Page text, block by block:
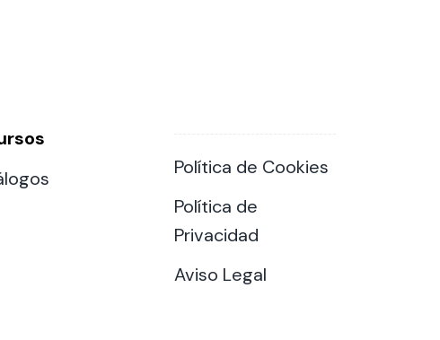
Política de Cookies
Política de
Privacidad
Aviso Legal